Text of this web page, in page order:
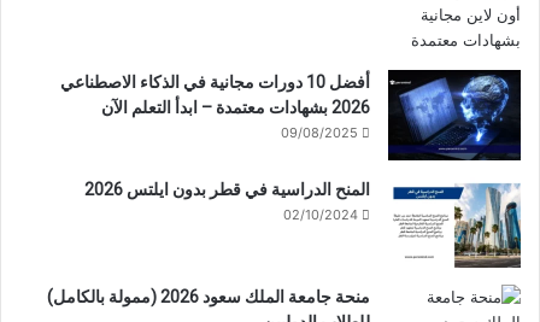
أفضل 10 دورات مجانية في الذكاء الاصطناعي
2026 بشهادات معتمدة – ابدأ التعلم الآن
09/08/2025
المنح الدراسية في قطر بدون ايلتس 2026
02/10/2024
منحة جامعة الملك سعود 2026 (ممولة بالكامل)